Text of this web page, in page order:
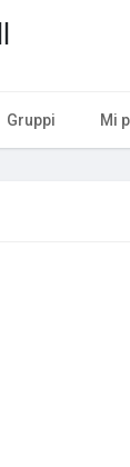
Gruppi Mi